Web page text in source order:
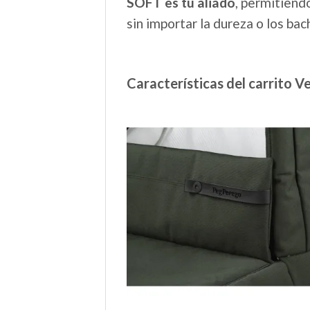
sin importar la dureza o los
Características del carrito